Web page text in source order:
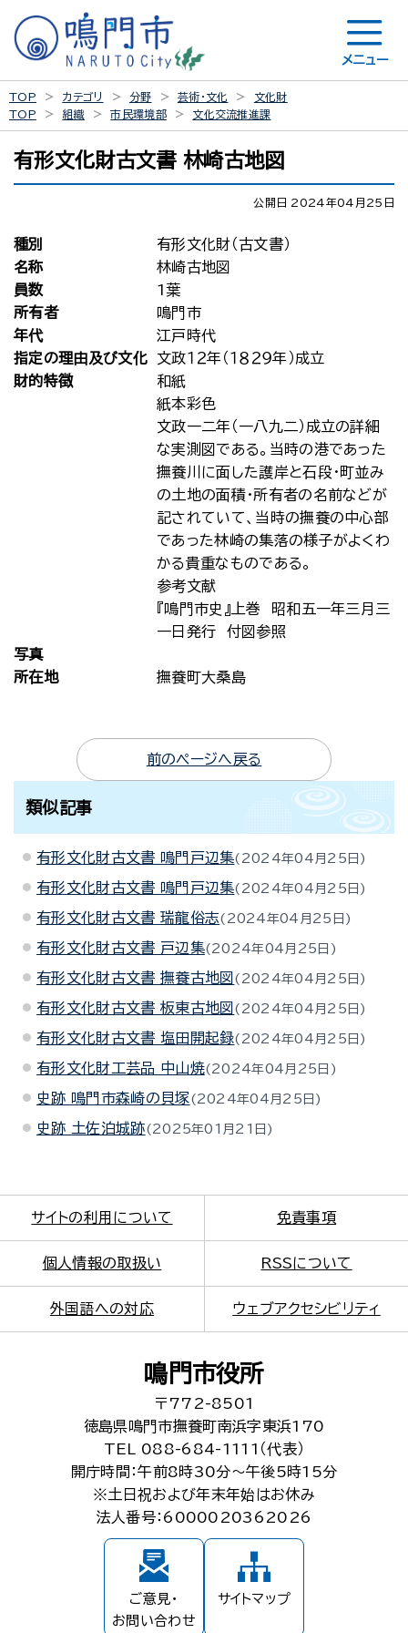
メニュー
TOP カテゴリ 分野 芸術・文化
文化財
TOP
組織 市民環境部 文化交流推進課
有形文化財古文書 林崎古地図
公開日 2024年04月25日
種別
有形文化財（古文書）
名称
林崎古地図
員数
1葉
所有者
鳴門市
年代
江戸時代
指定の理由及び文化
財的特徴
文政１２年（１８２９年）成立
和紙
紙本彩色
文政一二年（一八九二）成立の詳細
な実測図である。当時の港であった
撫養川に面した護岸と石段・町並み
の土地の面積・所有者の名前などが
記されていて、当時の撫養の中心部
であった林崎の集落の様子がよくわ
かる貴重なものである。
参考文献
『鳴門市史』上巻 昭和五一年三月三
一日発行 付図参照
写真
所在地
撫養町大桑島
前のページへ戻る
類似記事
有形文化財古文書 鳴門戸辺集 2024年04月25日
有形文化財古文書 鳴門戸辺集 2024年04月25日
有形文化財古文書 瑞龍俗志 2024年04月25日
有形文化財古文書 戸辺集 2024年04月25日
有形文化財古文書 撫養古地図 2024年04月25日
有形文化財古文書 板東古地図 2024年04月25日
有形文化財古文書 塩田開起録 2024年04月25日
有形文化財工芸品 中山焼 2024年04月25日
史跡 鳴門市森崎の貝塚 2024年04月25日
史跡 土佐泊城跡 2025年01月21日
サイトの利用について 免責事項
個人情報の取扱い RSSについて
外国語への対応 ウェブアクセシビリティ
鳴門市役所
〒772-8501
徳島県鳴門市撫養町南浜字東浜170
TEL 088-684-1111（代表）
開庁時間：午前8時30分～午後5時15分
※土日祝および年末年始はお休み
法人番号：6000020362026
ご意見・
お問い合わせ
サイトマップ